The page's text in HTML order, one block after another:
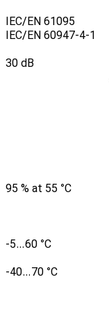
IEC/EN 61095
IEC/EN 60947-4-1
30 dB
95 % at 55 °C
-5…60 °C
-40…70 °C